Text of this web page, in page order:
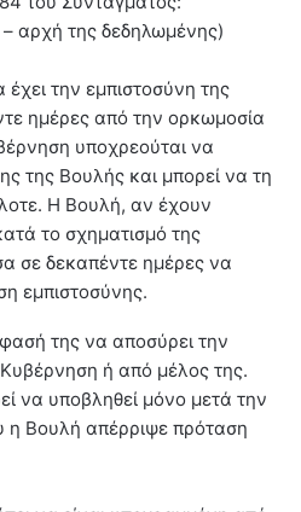
αρχή της δεδηλωμένης)
έχει την εμπιστοσύνη της
ημέρες από την ορκωμοσία
υποχρεούται να
της Bουλής και μπορεί να τη
H Bουλή, αν έχουν
το σχηματισμό της
σε δεκαπέντε ημέρες να
εμπιστοσύνης.
της να αποσύρει την
ή από μέλος της.
να υποβληθεί μόνο μετά την
Bουλή απέρριψε πρόταση